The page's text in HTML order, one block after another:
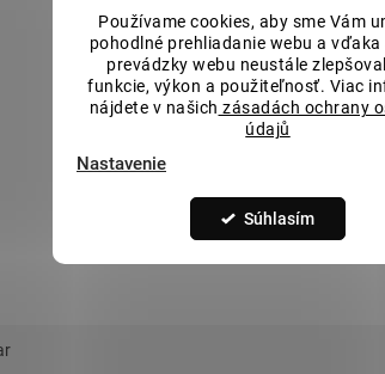
Používame cookies, aby sme Vám
pohodlné prehliadanie webu a vďaka
prevádzky webu neustále
funkcie, výkon a použiteľnosť. Viac
nájdete v našich zásadách ochrany
údajů
Nastavenie
Súhlasím
Tvar kameňa
Povrchová
Rýdzosť:
Materiál:
Určené pre:
Výška bez
Šírka